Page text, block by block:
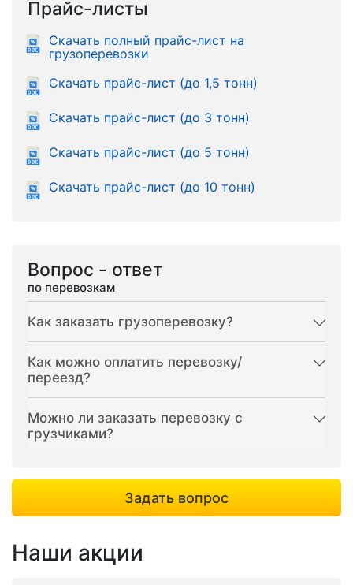
Прайс-листы
Скачать полный прайс-лист на
грузоперевозки
Скачать прайс-лист (до 1,5 тонн)
Скачать прайс-лист (до 3 тонн)
Скачать прайс-лист (до 5 тонн)
Скачать прайс-лист (до 10 тонн)
Вопрос - ответ
по перевозкам
Как заказать грузоперевозку?
Как можно оплатить перевозку/
переезд?
Можно ли заказать перевозку с
грузчиками?
Задать вопрос
Наши акции